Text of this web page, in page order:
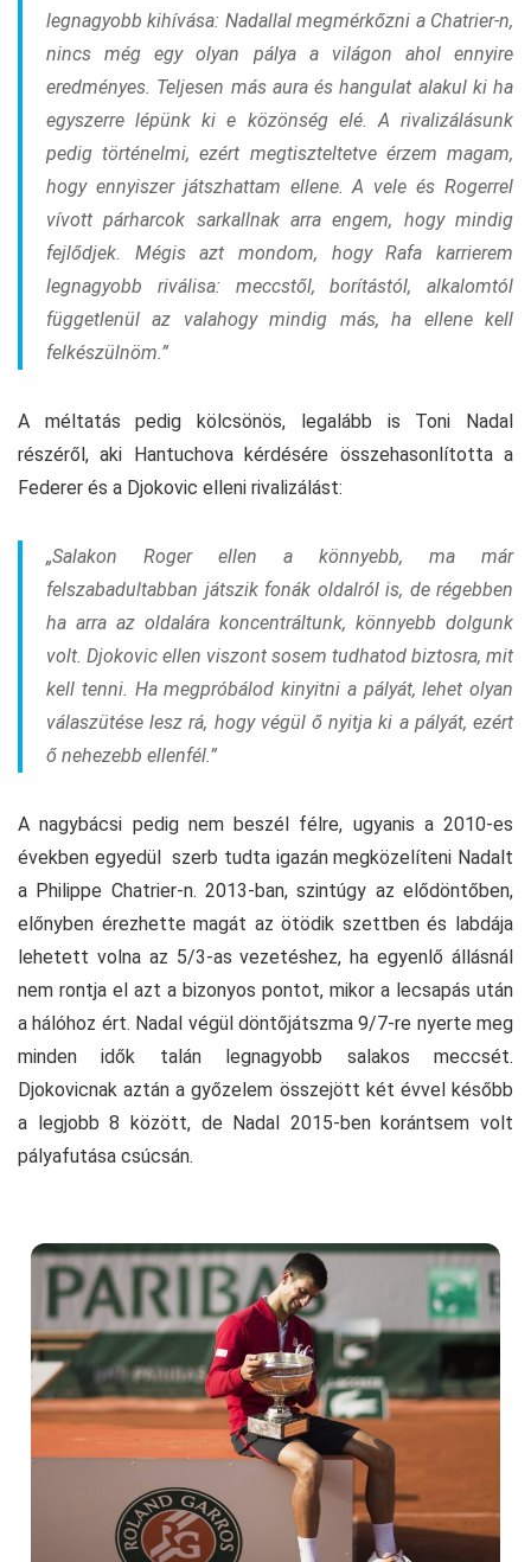
legnagyobb kihívása: Nadallal megmérkőzni a Chatrier-n,
nincs még egy olyan pálya a világon ahol ennyire
eredményes. Teljesen más aura és hangulat alakul ki ha
egyszerre lépünk ki e közönség elé. A rivalizálásunk
pedig történelmi, ezért megtiszteltetve érzem magam,
hogy ennyiszer játszhattam ellene. A vele és Rogerrel
vívott párharcok sarkallnak arra engem, hogy mindig
fejlődjek. Mégis azt mondom, hogy Rafa karrierem
legnagyobb riválisa: meccstől, borítástól, alkalomtól
függetlenül az valahogy mindig más, ha ellene kell
felkészülnöm.”
A méltatás pedig kölcsönös, legalább is Toni Nadal
részéről, aki Hantuchova kérdésére összehasonlította a
Federer és a Djokovic elleni rivalizálást:
„Salakon Roger ellen a könnyebb, ma már
felszabadultabban játszik fonák oldalról is, de régebben
ha arra az oldalára koncentráltunk, könnyebb dolgunk
volt. Djokovic ellen viszont sosem tudhatod biztosra, mit
kell tenni. Ha megpróbálod kinyitni a pályát, lehet olyan
válaszütése lesz rá, hogy végül ő nyitja ki a pályát, ezért
ő nehezebb ellenfél.”
A nagybácsi pedig nem beszél félre, ugyanis a 2010-es
években egyedül szerb tudta igazán megközelíteni Nadalt
a Philippe Chatrier-n. 2013-ban, szintúgy az elődöntőben,
előnyben érezhette magát az ötödik szettben és labdája
lehetett volna az 5/3-as vezetéshez, ha egyenlő állásnál
nem rontja el azt a bizonyos pontot, mikor a lecsapás után
a hálóhoz ért. Nadal végül döntőjátszma 9/7-re nyerte meg
minden idők talán legnagyobb salakos meccsét.
Djokovicnak aztán a győzelem összejött két évvel később
a legjobb 8 között, de Nadal 2015-ben korántsem volt
pályafutása csúcsán.